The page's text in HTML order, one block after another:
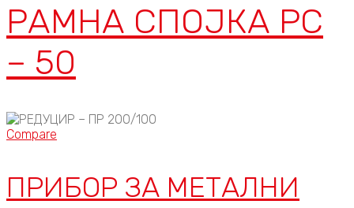
РАМНА СПОЈКА РС
– 50
Compare
ПРИБОР ЗА МЕТАЛНИ